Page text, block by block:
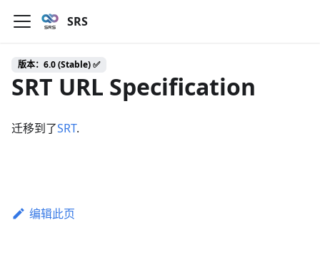
SRS
版本：6.0 (Stable) ✅
SRT URL Specification
迁移到了SRT.
编辑此页